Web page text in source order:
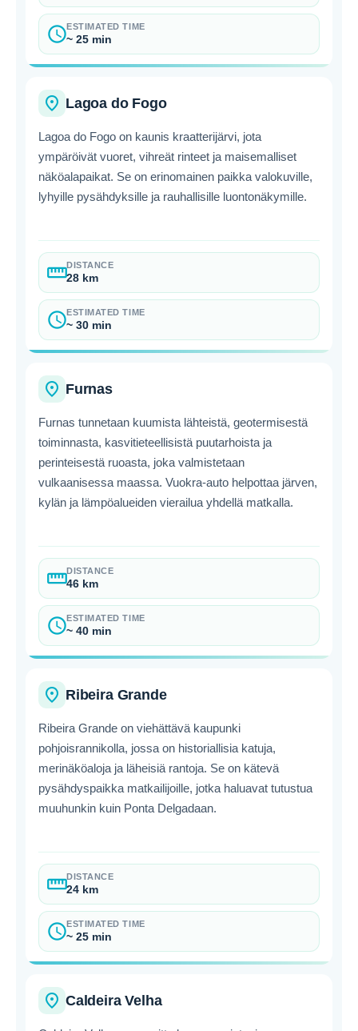
scheduleESTIMATED TIME
~ 25 min
place Lagoa do Fogo
Lagoa do Fogo on kaunis kraatterijärvi, jota
ympäröivät vuoret, vihreät rinteet ja maisemalliset
näköalapaikat. Se on erinomainen paikka valokuville,
lyhyille pysähdyksille ja rauhallisille luontonäkymille.
straightenDISTANCE
28 km
scheduleESTIMATED TIME
~ 30 min
place Furnas
Furnas tunnetaan kuumista lähteistä, geotermisestä
toiminnasta, kasvitieteellisistä puutarhoista ja
perinteisestä ruoasta, joka valmistetaan
vulkaanisessa maassa. Vuokra-auto helpottaa järven,
kylän ja lämpöalueiden vierailua yhdellä matkalla.
straightenDISTANCE
46 km
scheduleESTIMATED TIME
~ 40 min
place Ribeira Grande
Ribeira Grande on viehättävä kaupunki
pohjoisrannikolla, jossa on historiallisia katuja,
merinäköaloja ja läheisiä rantoja. Se on kätevä
pysähdyspaikka matkailijoille, jotka haluavat tutustua
muuhunkin kuin Ponta Delgadaan.
straightenDISTANCE
24 km
scheduleESTIMATED TIME
~ 25 min
place Caldeira Velha